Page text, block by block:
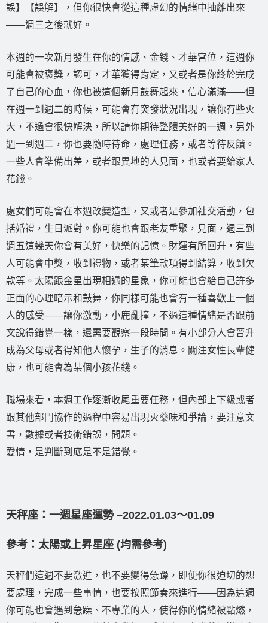
誤】【誤解】，但你很快會從這種虛幻的情緒中抽離出來
——週三之後就好。
本週的一次新月發生在你的情感、金錢、才華宮位，這週你
可能會被褒獎，認可，才華獲得肯定，又或者是你終於完成
了自己的心血，你也被這個新月鼓舞起來，信心滿滿——但
在週一到週二的時候，可能會有突發狀況出現，讓你有些火
大，不過會很快解決，所以請你期待整體美好的一週，另外
週一到週二，你也要隨時待命，處理任務，或者等待反饋。
一些人會準備出差，或者跟異地的人見面，也或者要給家人
花錢。
處女們可能會在本週改變造型，又或者是參加社交活動，包
括婚禮，生日派對。你可能也會跟老友重聚，見面，週三到
週五這幾天你會有美好，快樂的記憶。財運有所回升，有些
人可能會中獎，收到禮物，或者某筆款項得到結算，收到欠
款等。太陽跟金星出現相遇的星象，你可能也會給自己許多
正面的心理暗示和鼓舞，你同樣可能也會有一種喜歡上一個
人的感受——讓你激動，小鹿亂撞，不過這種情緒是否跟前
文說得錯覺一樣，還需要觀察一段時間。有小部分人會晉升
成為父母或者得知他人懷孕，生子的消息。關注女性長輩健
康，也可能會為某個小孩花錢。
職場來看，本週工作逐漸收尾重要任務，但內部上下級或者
跟其他部門協作的過程中容易出現火藥味和爭論，要注意文
書，數據或者技術錯誤，問題。
愛情，是判斷到底是不是錯覺。
天秤座：一週星座運勢 –2022.01.03〜01.09
參考：太陽或上昇星座 (均需參考)
天秤們這週不要激進，也不要變得急躁，即便你很迫切的想
要處理，完成一些事情，也要按照節奏來進行——因為這週
你可能也會遇到急躁、不專業的人，使得你的情緒被點燃，